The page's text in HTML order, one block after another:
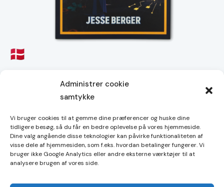
Administrer cookie
samtykke
Vi bruger cookies til at gemme dine præferencer og huske dine
tidligere besøg, så du får en bedre oplevelse på vores hjemmeside.
Dine valg angående disse teknologier kan påvirke funktionaliteten af
visse dele af hjemmesiden, som f.eks. hvordan betalinger fungerer. Vi
bruger ikke Google Analytics eller andre eksterne værktøjer til at
analysere brugen af vores side.
Handelsbetingelser
Cookies